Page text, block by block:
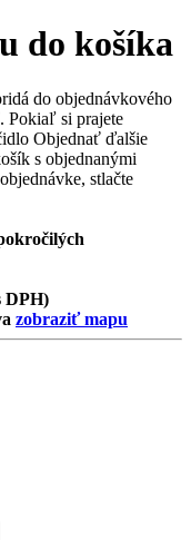
do košíka
do objednávkového
Pokiaľ si prajete
Objednať ďalšie
s objednanými
stlačte
DPH)
zobraziť mapu